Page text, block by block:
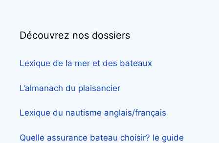
Découvrez nos dossiers
Lexique de la mer et des bateaux
L’almanach du plaisancier
Lexique du nautisme anglais/français
Quelle assurance bateau choisir? le guide